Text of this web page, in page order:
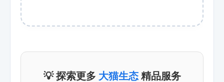
💡 探索更多 大猫生态精品服务